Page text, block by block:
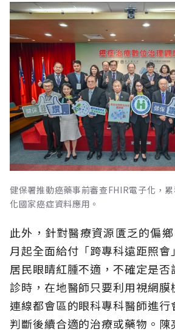
健保署推動癌藥事前審查FHIR電子化，
化國家癌症資料應用。
此外，針對醫療資源匱乏的偏
月起全面給付「跨專科遠距照
居民眼睛紅腫不適，不確定是
診時，在地醫師只要利用視網膜
連線都會區的眼科專科醫師進
判斷後續合適的治療或藥物。